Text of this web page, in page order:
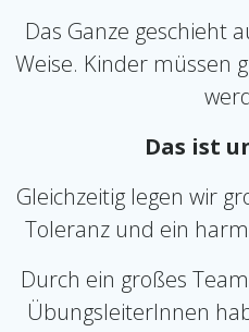
Das Ganze geschieht
Weise. Kinder müssen
Das ist
Gleichzeitig legen wir
Toleranz und ein
Durch ein großes
ÜbungsleiterInnen